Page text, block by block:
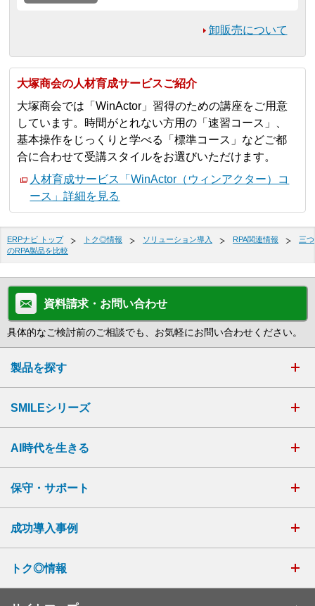
卸販売について
大塚商会の人材育成サービスご紹介
大塚商会では「WinActor」習得のための講座をご用意
しています。時間がとれない方用の「速習コース」、
基本操作をじっくりと学べる「標準コース」などご都
合に合わせて受講スタイルをお選びいただけます。
人材育成サービス「WinActor（ウィンアクター）コ
ース」詳細を見る
ERPナビ トップ トク◎情報 ソリューション導入 RPA関連情報
三つ
のRPA製品を比較
資料請求・お問い合わせ
具体的なご検討前のご相談でも、お気軽にお問い合わせください。
製品を探す
SMILEシリーズ
AI時代を生きる
保守・サポート
成功導入事例
トク◎情報